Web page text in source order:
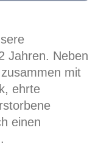
Jahren. Neben
mit
ehrte
einen